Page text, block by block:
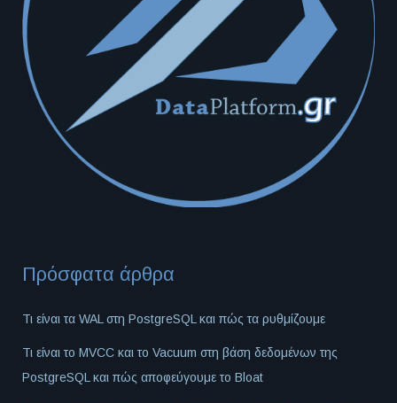
Πρόσφατα άρθρα
Τι είναι τα WAL στη PostgreSQL και πώς τα ρυθμίζουμε
Τι είναι το MVCC και το Vacuum στη βάση δεδομένων της
PostgreSQL και πώς αποφεύγουμε το Bloat